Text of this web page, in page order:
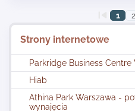
Strony internetowe
Parkridge Business Centre
Hiab
Athina Park Warszawa -
wynajęcia
1 2